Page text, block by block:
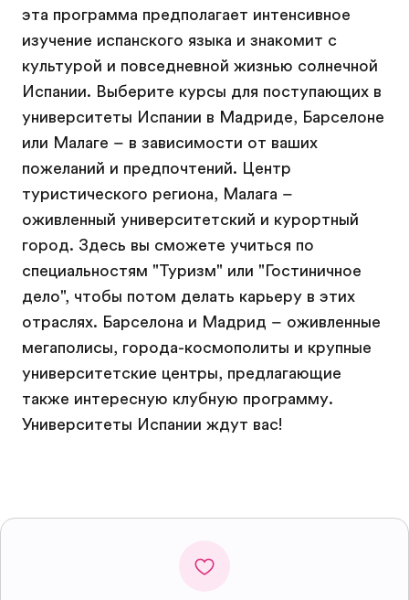
эта программа предполагает интенсивное
изучение испанского языка и знакомит с
культурой и повседневной жизнью солнечной
Испании. Выберите курсы для поступающих в
университеты Испании в Мадриде, Барселоне
или Малаге – в зависимости от ваших
пожеланий и предпочтений. Центр
туристического региона, Малага –
оживленный университетский и курортный
город. Здесь вы сможете учиться по
специальностям "Туризм" или "Гостиничное
дело", чтобы потом делать карьеру в этих
отраслях. Барселона и Мадрид – оживленные
мегаполисы, города-космополиты и крупные
университетские центры, предлагающие
также интересную клубную программу.
Университеты Испании ждут вас!